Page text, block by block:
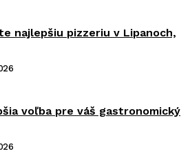
najlepšiu pizzeriu v Lipanoch,
voľba pre váš gastronomický